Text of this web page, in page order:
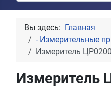
Вы здесь:
Главная
- Измерительные
Измеритель ЦР0200
Измеритель